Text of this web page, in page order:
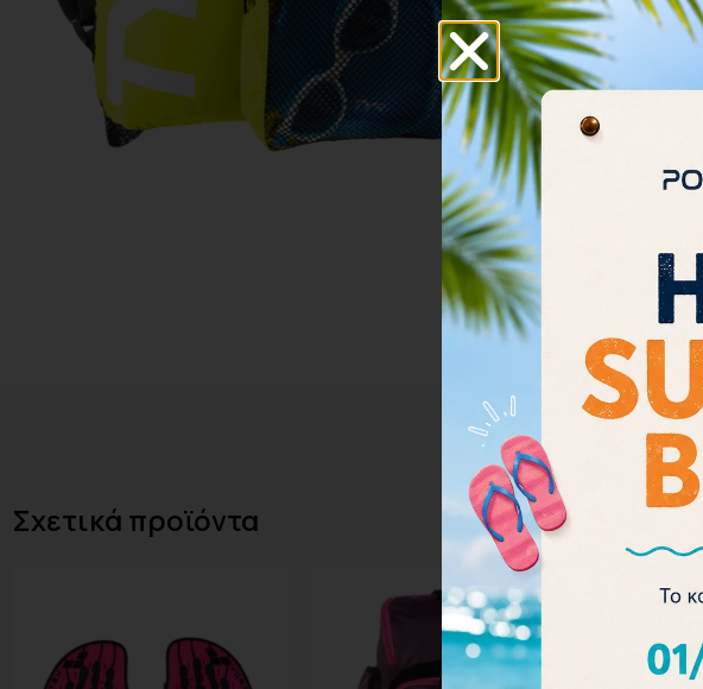
Σχετικά προϊόντα